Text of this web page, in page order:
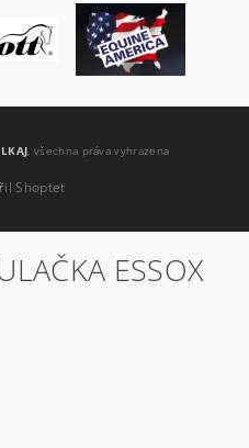
, všechna práva vyhrazena
Shoptet
ESSOX